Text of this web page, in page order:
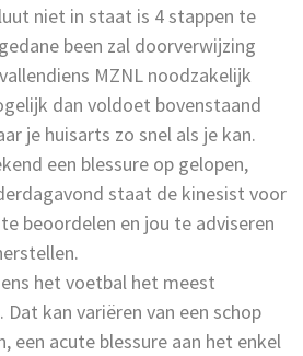
niet in staat is 4 stappen te
been zal doorverwijzing
MZNL noodzakelijk
dan voldoet bovenstaand
je huisarts zo snel als je kan.
een blessure op gelopen,
staat de kinesist voor
beoordelen en jou te adviseren
het voetbal het meest
Dat kan variëren van een schop
een acute blessure aan het enkel